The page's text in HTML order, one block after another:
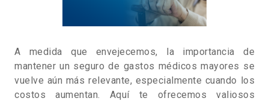
A medida que envejecemos, la importancia de
mantener un seguro de gastos médicos mayores se
vuelve aún más relevante, especialmente cuando los
costos aumentan. Aquí te ofrecemos valiosos